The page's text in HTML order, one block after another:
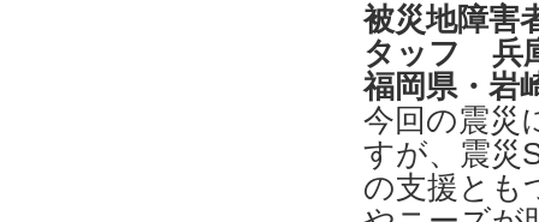
被災地障害
タッフ 兵
福岡県・岩
今回の震災
すが、震災
の支援とも